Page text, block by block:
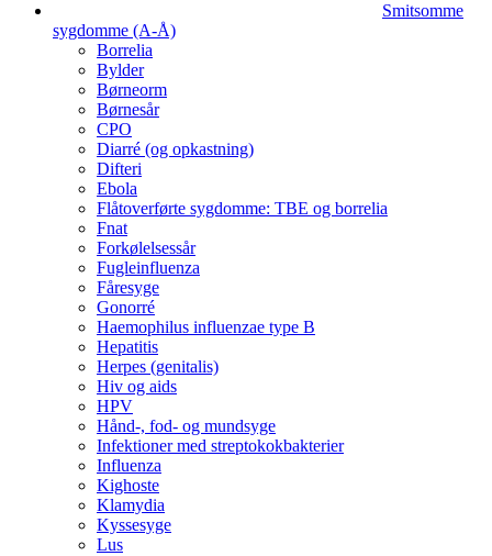
Smitsomme
sygdomme (A-Å)
Borrelia
Bylder
Børneorm
Børnesår
CPO
Diarré (og opkastning)
Difteri
Ebola
Flåtoverførte sygdomme: TBE og borrelia
Fnat
Forkølelsessår
Fugleinfluenza
Fåresyge
Gonorré
Haemophilus influenzae type B
Hepatitis
Herpes (genitalis)
Hiv og aids
HPV
Hånd-, fod- og mundsyge
Infektioner med streptokokbakterier
Influenza
Kighoste
Klamydia
Kyssesyge
Lus